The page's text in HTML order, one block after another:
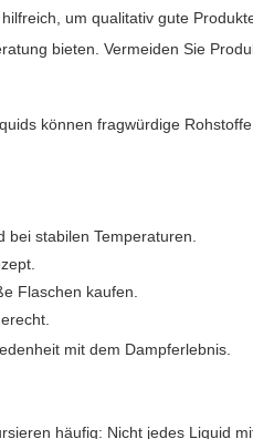
um qualitativ gute
bieten. Vermeiden Sie
können fragwürdige
stabilen Temperaturen.
Flaschen kaufen.
mit dem Dampferlebnis.
häufig: Nicht jedes Liquid